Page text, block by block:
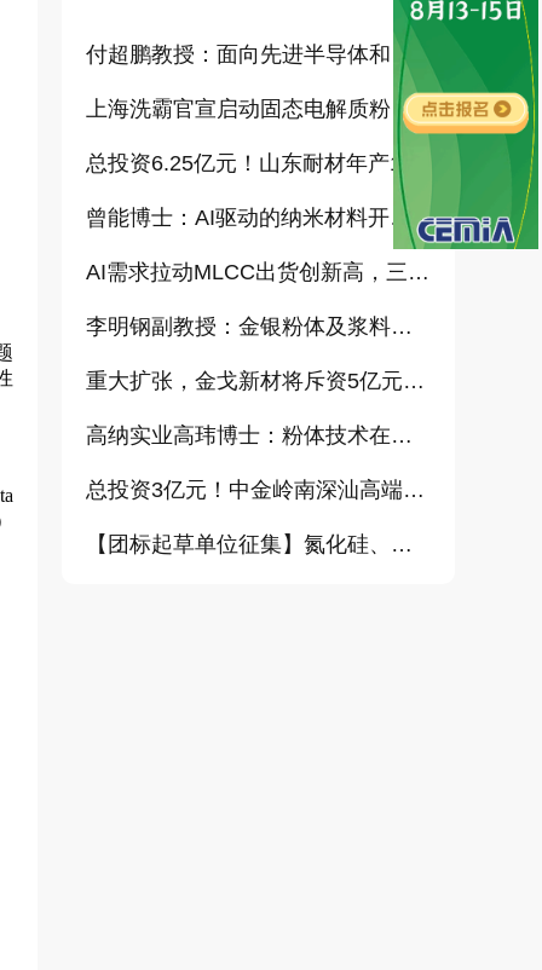
付超鹏教授：面向先进半导体和大健康产业的高纯超细氧化铝研发（报告）
上海洗霸官宣启动固态电解质粉体产业化项目
曾能博士：AI驱动的纳米材料开发新范式技术研究及基地建设（报告）
AI需求拉动MLCC出货创新高，三星、太阳诱电相继涨价
李明钢副教授：金银粉体及浆料增值化路径探讨（报告）
重大扩张，金戈新材将斥资5亿元打造“功能性粉体新材料智能制造基地”
高纳实业高玮博士：粉体技术在电池材料工业中的进展与需求（报告）
总投资3亿元！中金岭南深汕高端金属复合材料扩产项目正式开工
【团标起草单位征集】氮化硅、金刚石、碳化铪、氧化铝等